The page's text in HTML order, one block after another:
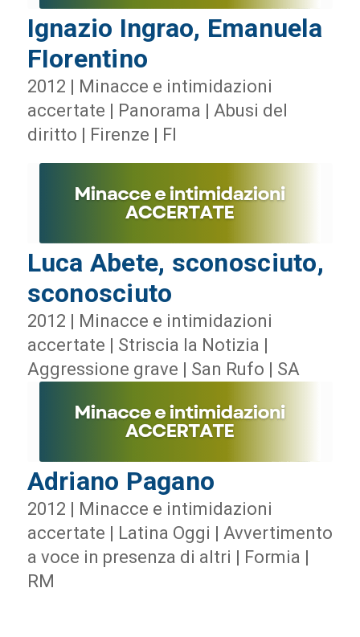
Ignazio Ingrao, Emanuela
FIorentino
2012 | Minacce e intimidazioni
accertate | Panorama | Abusi del
diritto | Firenze | FI
Luca Abete, sconosciuto,
sconosciuto
2012 | Minacce e intimidazioni
accertate | Striscia la Notizia |
Aggressione grave | San Rufo | SA
Adriano Pagano
2012 | Minacce e intimidazioni
accertate | Latina Oggi | Avvertimento
a voce in presenza di altri | Formia |
RM